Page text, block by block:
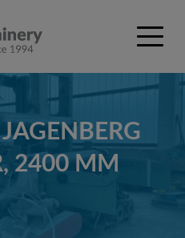
2400 MM